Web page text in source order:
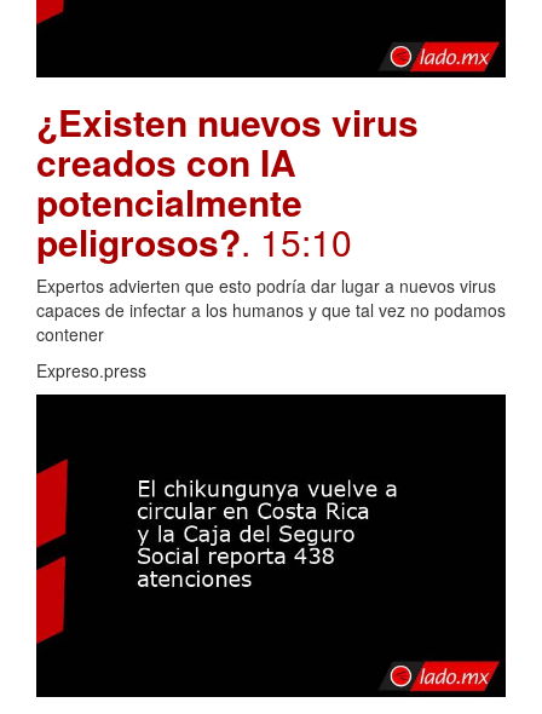
¿Existen nuevos virus
creados con IA
potencialmente
peligrosos?. 15:10
Expertos advierten que esto podría dar lugar a nuevos virus
capaces de infectar a los humanos y que tal vez no podamos
contener
Expreso.press